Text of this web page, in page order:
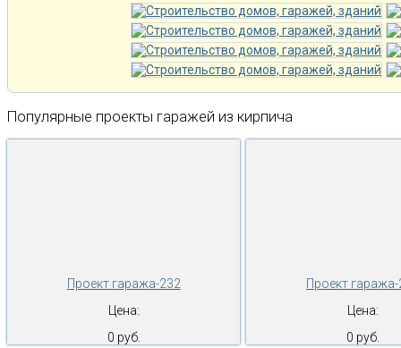
Популярные проекты гаражей из кирпича
Проект гаража-232
Цена:
0 руб.
Проект
Цена:
0 руб.